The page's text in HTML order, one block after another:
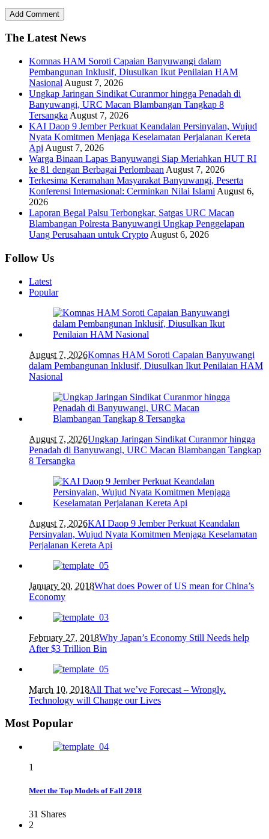
The Latest News
Komnas HAM Soroti Capaian Banyuwangi dalam
Pembangunan Inklusif, Diusulkan Ikut Penilaian HAM
Nasional August 7, 2026
Ungkap Jaringan Sindikat Curanmor hingga Penadah di
Banyuwangi, URC Macan Blambangan Tangkap 8
Tersangka August 7, 2026
KAI Daop 9 Jember Perkuat Keandalan Persinyalan, Wujud
Nyata Komitmen Menjaga Keselamatan Perjalanan Kereta
Api August 7, 2026
Warga Binaan Lapas Banyuwangi Siap Meriahkan HUT RI
ke 81 dengan Berbagai Perlombaan August 7, 2026
Terkesima Keramahan Masyarakat Banyuwangi, Peserta
Konferensi Internasional: Cerminkan Nilai Islami August 6,
2026
Laporan Begal Palsu Terbongkar, Satgas URC Macan
Blambangan Polresta Banyuwangi Ungkap Penggelapan
Uang Perusahaan untuk Crypto August 6, 2026
Follow Us
Latest
Popular
August 7, 2026Komnas HAM Soroti Capaian Banyuwangi
dalam Pembangunan Inklusif, Diusulkan Ikut Penilaian HAM
Nasional
August 7, 2026Ungkap Jaringan Sindikat Curanmor hingga
Penadah di Banyuwangi, URC Macan Blambangan Tangkap
8 Tersangka
August 7, 2026KAI Daop 9 Jember Perkuat Keandalan
Persinyalan, Wujud Nyata Komitmen Menjaga Keselamatan
Perjalanan Kereta Api
January 20, 2018What does Power of US mean for China’s
Economy
February 27, 2018Why Japan’s Economy Still Needs help
After $3 Trillion Bin
March 10, 2018All That we’ve Forecast – Wrongly.
Technology will Change our Lives
Most Popular
1
Meet the Top Models of Fall 2018
31 Shares
2